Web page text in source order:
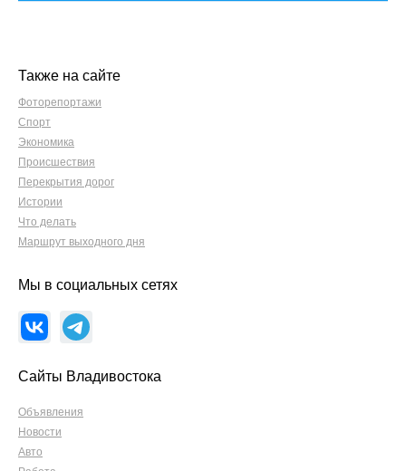
Также на сайте
Фоторепортажи
Спорт
Экономика
Происшествия
Перекрытия дорог
Истории
Что делать
Маршрут выходного дня
Мы в социальных сетях
Сайты Владивостока
Объявления
Новости
Авто